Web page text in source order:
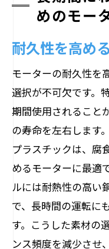
めのモー
耐久性を高め
モーターの耐久性を
選択が不可欠です。
期間使用されること
の寿命を左右します
プラスチックは、腐
めるモーターに最適
ルには耐熱性の高い
で、長時間の運転に
す。こうした素材の
ンス頻度を減少させ